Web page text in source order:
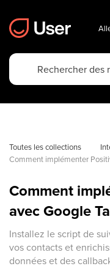
Toutes les collections
Comment implémenter
Comment
avec Google
Installez le script de
vos contacts et
données et des